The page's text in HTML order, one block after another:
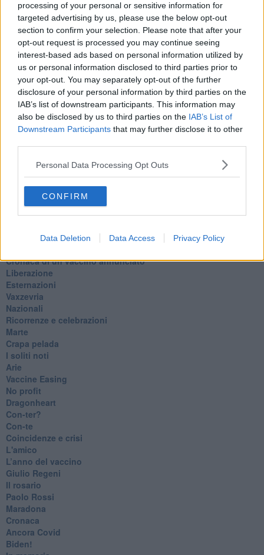
processing of your personal or sensitive information for
targeted advertising by us, please use the below opt-out
section to confirm your selection. Please note that after your
opt-out request is processed you may continue seeing
interest-based ads based on personal information utilized by
us or personal information disclosed to third parties prior to
your opt-out. You may separately opt-out of the further
disclosure of your personal information by third parties on the
IAB’s list of downstream participants. This information may
also be disclosed by us to third parties on the IAB’s List of
Downstream Participants that may further disclose it to other
Personal Data Processing Opt Outs
CONFIRM
Data Deletion Data Access Privacy Policy
Se vuoi leggere le notizie principali della Toscana iscriviti alla
Newsletter QUInews - ToscanaMedia.Arriva gratis tutti i giorni
alle 20:00 direttamente nella tua casella di posta.
Basta cliccareQUI
Ti potrebbe interessare anche:
Articoli dal Blog “Pensieri della domenica” di Libero Venturi
​Agorà reloaded
Ultimo
​L’urlo e gli inglesi
Europei
Acciaio
Il Presidente
Insopportabile
​Cronaca di un vaccino annunciato
​Liberazione
Esternazioni
Vaxzevria
Nazionali
​Ricorrenze e celebrazioni
Marte
​Crapa pelada
​I soliti noti
Arie
​Vaccine Easing
No profit
Dragonheart
Con-ter?
​Con-te
Coincidenze e crisi
L'amico
​L’anno del vaccino
Giulio Regeni
​Il rosario
Paolo Rossi
Maradona
Cronaca
​Ancora Covid
​Biden!